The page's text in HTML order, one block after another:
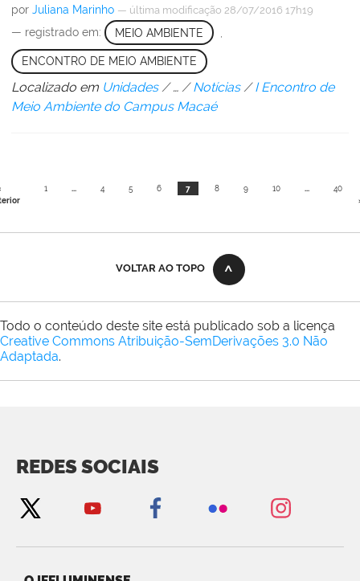
por Juliana Marinho — última modificação 28/07/2016 17h19
— registrado em: MEIO AMBIENTE
ENCONTRO DE MEIO AMBIENTE
Localizado em Unidades /… /Notícias /I Encontro de
Meio Ambiente do Campus Macaé
1 ... 4 5 6 7 8 9 10 ...
40
VOLTAR AO TOPO
Todo o conteúdo deste site está publicado sob a licença
Creative Commons Atribuição-SemDerivações 3.0 Não
Adaptada.
REDES SOCIAIS